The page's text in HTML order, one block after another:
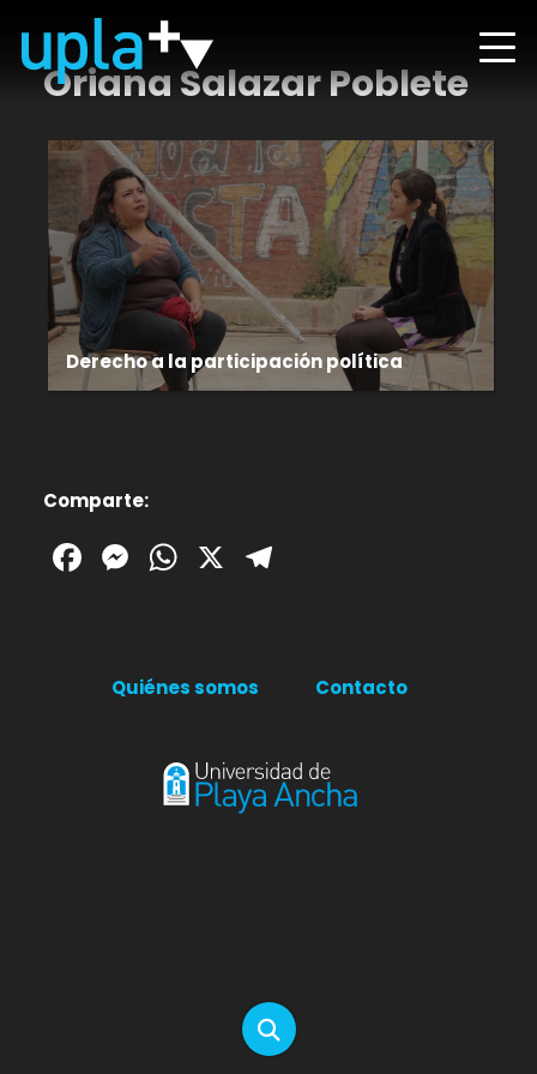
Oriana Salazar Poblete
Derecho a la participación política
Comparte:
Facebook
Messenger
WhatsApp
X
Quiénes somos Contacto